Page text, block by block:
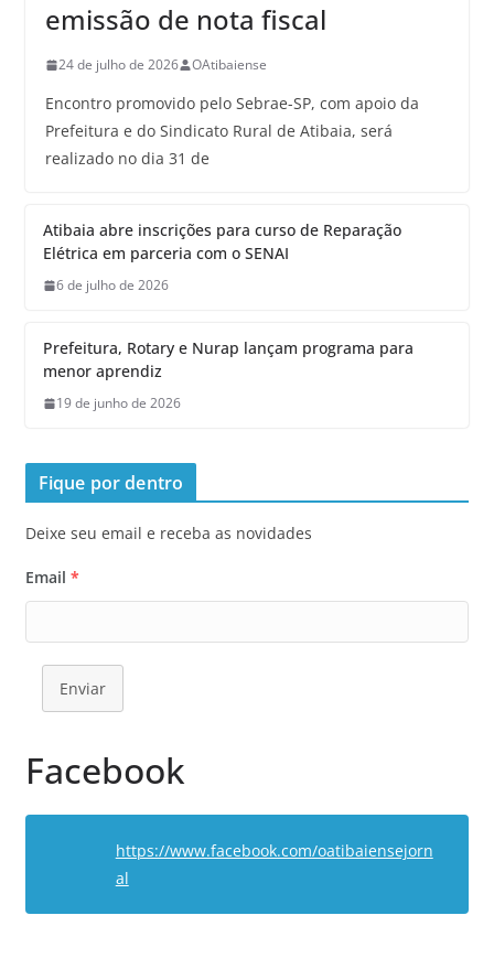
emissão de nota fiscal
24 de julho de 2026 OAtibaiense
Encontro promovido pelo Sebrae-SP, com apoio da
Prefeitura e do Sindicato Rural de Atibaia, será
realizado no dia 31 de
Atibaia abre inscrições para curso de Reparação
Elétrica em parceria com o SENAI
6 de julho de 2026
Prefeitura, Rotary e Nurap lançam programa para
menor aprendiz
19 de junho de 2026
Fique por dentro
Deixe seu email e receba as novidades
Email *
Enviar
Facebook
https://www.facebook.com/oatibaiensejorn
al